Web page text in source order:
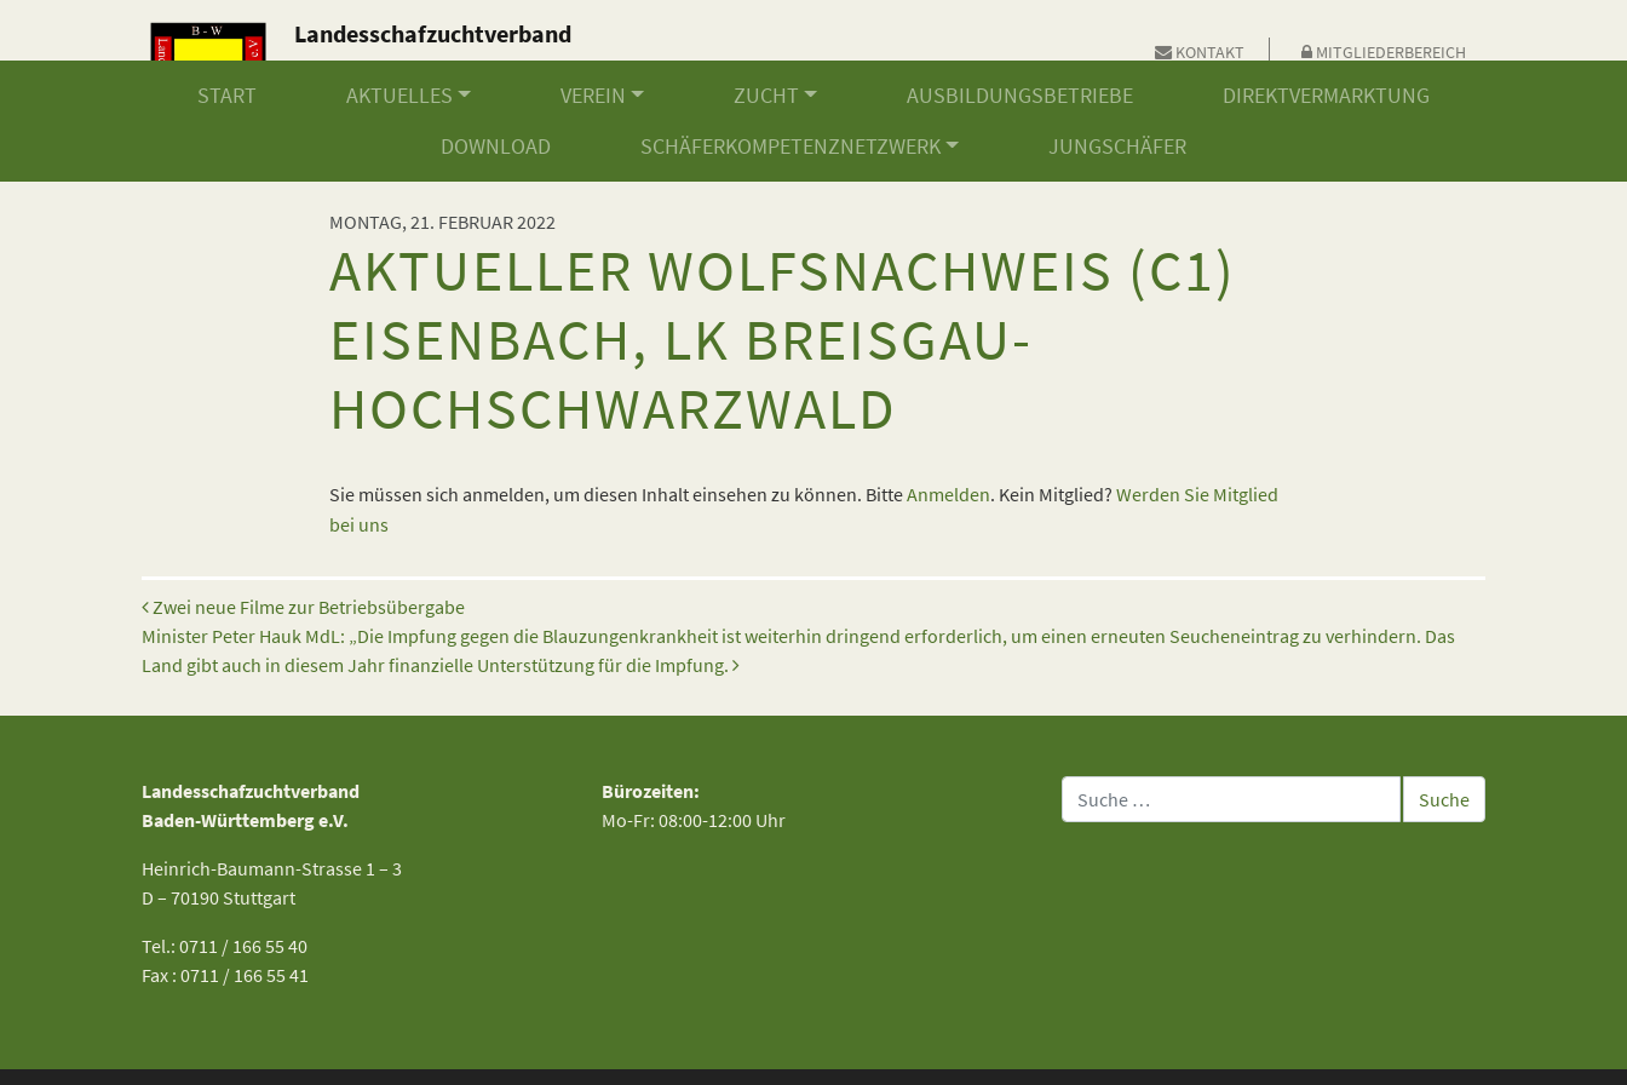
Landesschafzuchtverband
Baden-Württemberg e.V.
KONTAKT MITGLIEDERBEREICH
START AKTUELLES VEREIN ZUCHT AUSBILDUNGSBETRIEBE
DIREKTVERMARKTUNG
DOWNLOAD
SCHÄFERKOMPETENZNETZWERK JUNGSCHÄFER
MONTAG, 21. FEBRUAR 2022
AKTUELLER WOLFSNACHWEIS (C1)
EISENBACH, LK BREISGAU-
HOCHSCHWARZWALD
Sie müssen sich anmelden, um diesen Inhalt einsehen zu können. BitteAnmelden. Kein Mitglied? Werden Sie Mitglied
bei uns
Beitrags-Navigation
Zwei neue Filme zur Betriebsübergabe
Minister Peter Hauk MdL: „Die Impfung gegen die Blauzungenkrankheit ist weiterhin dringend erforderlich, um einen erneuten Seucheneintrag zu verhindern. Das
Land gibt auch in diesem Jahr finanzielle Unterstützung für die Impfung.
Landesschafzuchtverband
Baden-Württemberg e.V.
Heinrich-Baumann-Strasse 1 – 3
D – 70190 Stuttgart
Tel.: 0711 / 166 55 40
Fax : 0711 / 166 55 41
Bürozeiten:
Mo-Fr: 08:00-12:00 Uhr
Suche